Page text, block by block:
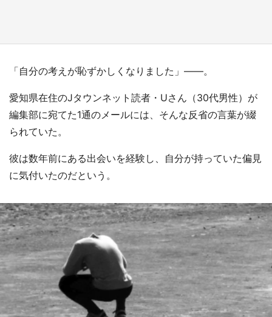
「自分の考えが恥ずかしくなりました」――。
愛知県在住のJタウンネット読者・Uさん（30代男性）が
編集部に宛てた1通のメールには、そんな反省の言葉が綴
られていた。
彼は数年前にある出会いを経験し、自分が持っていた偏見
に気付いたのだという。